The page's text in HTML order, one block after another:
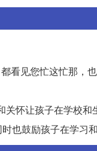
看见您忙这忙那，
怀让孩子在学校和
也鼓励孩子在学习和